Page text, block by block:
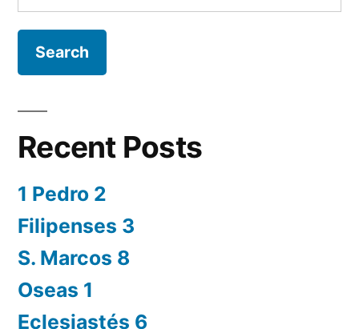
for:
Recent Posts
1 Pedro 2
Filipenses 3
S. Marcos 8
Oseas 1
Eclesiastés 6